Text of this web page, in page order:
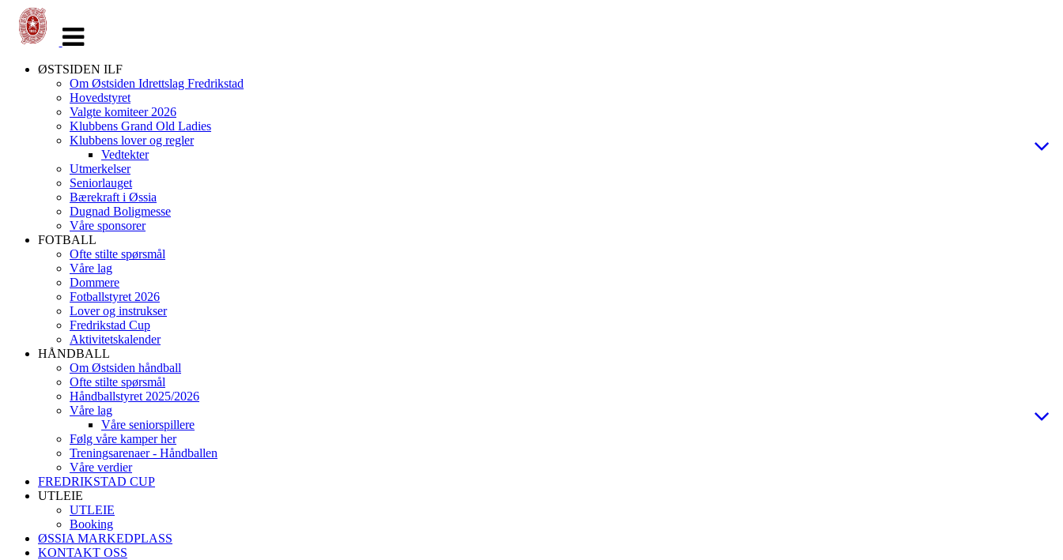
navigasjon
ØSTSIDEN ILF
Om Østsiden Idrettslag Fredrikstad
Hovedstyret
Valgte komiteer 2026
Klubbens Grand Old Ladies
Klubbens lover og regler
Vedtekter
Utmerkelser
Seniorlauget
Bærekraft i Øssia
Dugnad Boligmesse
Våre sponsorer
FOTBALL
Ofte stilte spørsmål
Våre lag
Dommere
Fotballstyret 2026
Lover og instrukser
Fredrikstad Cup
Aktivitetskalender
HÅNDBALL
Om Østsiden håndball
Ofte stilte spørsmål
Håndballstyret 2025/2026
Våre lag
Våre seniorspillere
Følg våre kamper her
Treningsarenaer - Håndballen
Våre verdier
FREDRIKSTAD CUP
UTLEIE
UTLEIE
Booking
ØSSIA MARKEDPLASS
KONTAKT OSS